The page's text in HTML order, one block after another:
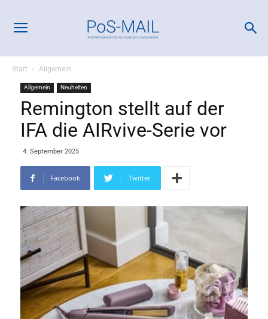
Start Allgemein
Allgemein Neuheiten
Remington stellt auf der
IFA die AIRvive-Serie vor
4. September 2025
Facebook Twitter